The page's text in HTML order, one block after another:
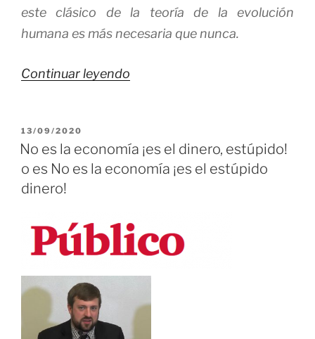
este clásico de la teoría de la evolución
humana es más necesaria que nunca.
Continuar leyendo
Colaboración…»
PUBLICADO
EL
13/09/2020
No es la economía ¡es el dinero, estúpido!
o es No es la economía ¡es el estúpido
dinero!